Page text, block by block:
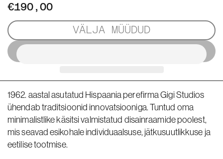
€190,00
VÄLJA MÜÜDUD
1962. aastal asutatud Hispaania perefirma Gigi Studios
ühendab traditsioonid innovatsiooniga. Tuntud oma
minimalistlike käsitsi valmistatud disainraamide poolest,
mis seavad esikohale individuaalsuse, jätkusuutlikkuse ja
eetilise tootmise.